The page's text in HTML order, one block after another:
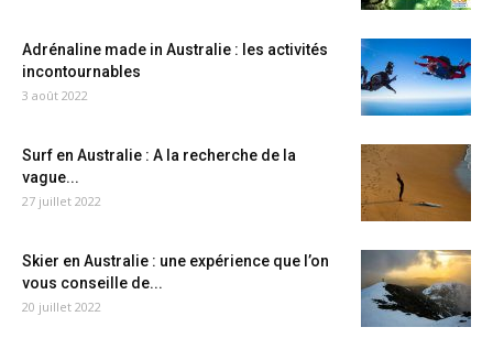
Adrénaline made in Australie : les activités
incontournables
3 août 2022
Surf en Australie : A la recherche de la
vague...
27 juillet 2022
Skier en Australie : une expérience que l’on
vous conseille de...
20 juillet 2022